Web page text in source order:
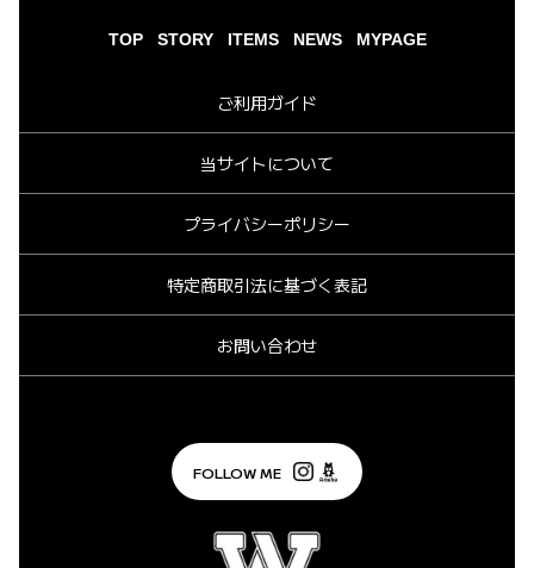
TOP STORY ITEMS NEWS MYPAGE
ご利用ガイド
当サイトについて
プライバシーポリシー
特定商取引法に基づく表記
お問い合わせ
FOLLOW ME